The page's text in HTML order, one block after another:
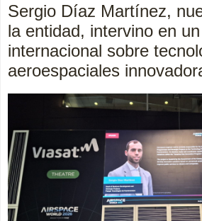
Sergio Díaz Martínez,
la entidad, intervino en
internacional sobre
aeroespaciales